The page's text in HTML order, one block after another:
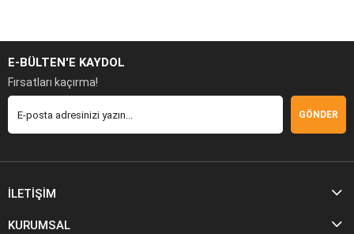
E-BÜLTEN'E KAYDOL
Fırsatları kaçırma!
GÖNDER
İLETİŞİM
KURUMSAL